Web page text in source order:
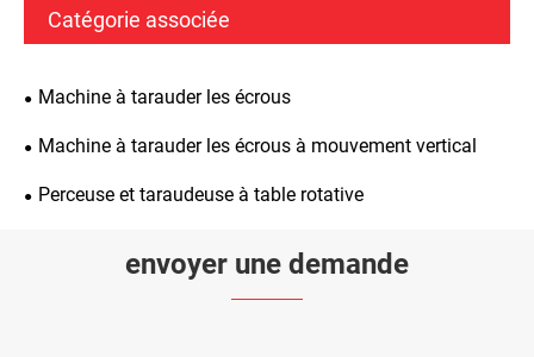
Catégorie associée
Machine à tarauder les écrous
Machine à tarauder les écrous à mouvement vertical
Perceuse et taraudeuse à table rotative
envoyer une demande